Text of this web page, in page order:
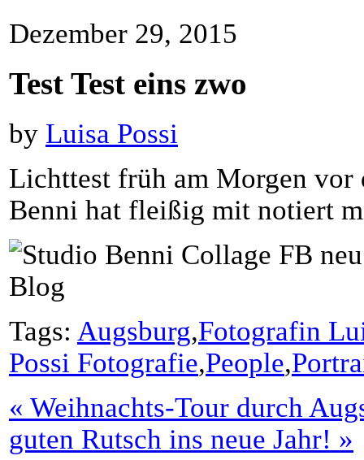
Dezember 29, 2015
Test Test eins zwo
by Luisa Possi
Lichttest früh am Morgen vor
Benni hat fleißig mit notiert
Tags: Augsburg,Fotografin
Possi Fotografie,People,
« Weihnachts-Tour durch
guten Rutsch ins neue Jahr! »